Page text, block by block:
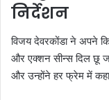
निर्देशन
विजय देवरकोंडा ने अपने
और एक्शन सीन्स दिल छू
और उन्होंने हर फ्रेम में